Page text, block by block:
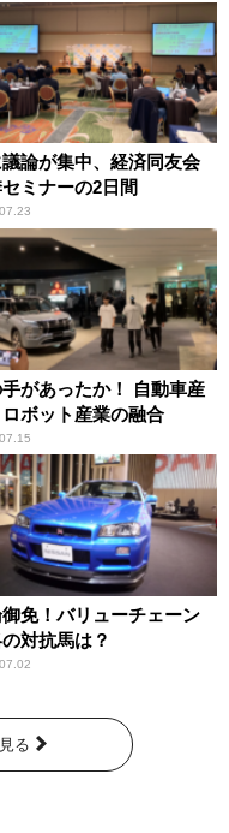
論が集中、経済同友会
ミナーの2日間
があったか！ 自動車産
ボット産業の融合
免！バリューチェーン
対抗馬は？
る